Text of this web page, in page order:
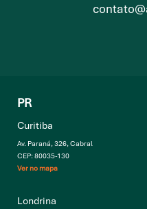
PR
Curitiba
Av. Paraná, 326, Cabral
CEP: 80035-130
Ver no mapa
Londrina